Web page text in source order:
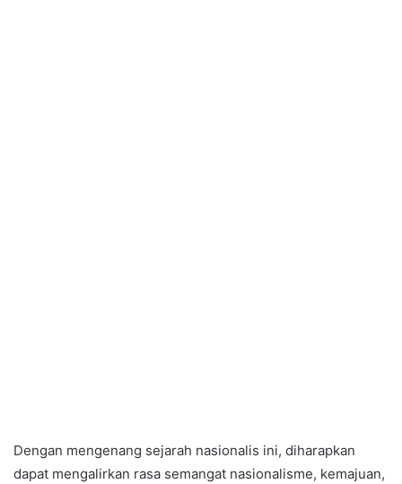
Dengan mengenang sejarah nasionalis ini, diharapkan
dapat mengalirkan rasa semangat nasionalisme, kemajuan,